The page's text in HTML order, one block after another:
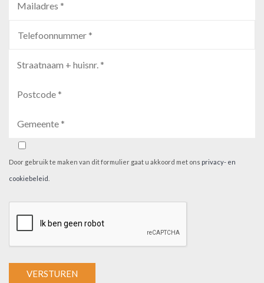
Door gebruik te maken van dit formulier gaat u akkoord met ons privacy- en
cookiebeleid